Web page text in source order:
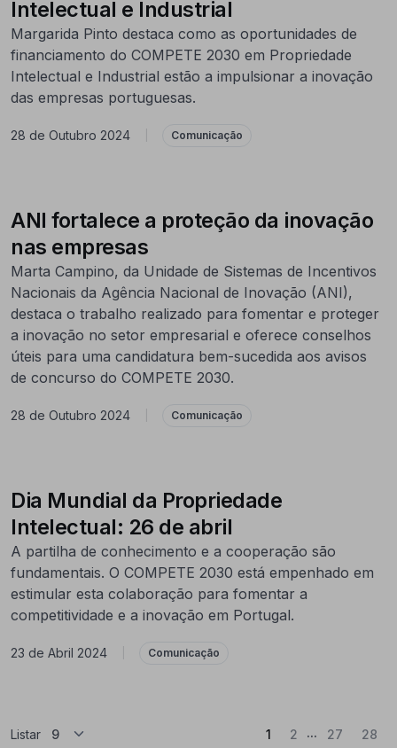
Intelectual e Industrial
Margarida Pinto destaca como as oportunidades de
financiamento do COMPETE 2030 em Propriedade
Intelectual e Industrial estão a impulsionar a inovação
das empresas portuguesas.
28 de Outubro 2024 Comunicação
ANI fortalece a proteção da inovação
nas empresas
Marta Campino, da Unidade de Sistemas de Incentivos
Nacionais da Agência Nacional de Inovação (ANI),
destaca o trabalho realizado para fomentar e proteger
a inovação no setor empresarial e oferece conselhos
úteis para uma candidatura bem-sucedida aos avisos
de concurso do COMPETE 2030.
28 de Outubro 2024 Comunicação
Dia Mundial da Propriedade
Intelectual: 26 de abril
A partilha de conhecimento e a cooperação são
fundamentais. O COMPETE 2030 está empenhado em
estimular esta colaboração para fomentar a
competitividade e a inovação em Portugal.
23 de Abril 2024 Comunicação
Listar 1 (Atual)
2 ... 27 28